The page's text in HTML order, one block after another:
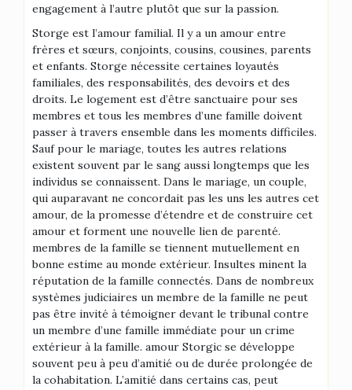
engagement à l’autre plutôt que sur la passion.
Storge est l’amour familial. Il y a un amour entre
frères et sœurs, conjoints, cousins, cousines, parents
et enfants. Storge nécessite certaines loyautés
familiales, des responsabilités, des devoirs et des
droits. Le logement est d’être sanctuaire pour ses
membres et tous les membres d’une famille doivent
passer à travers ensemble dans les moments difficiles.
Sauf pour le mariage, toutes les autres relations
existent souvent par le sang aussi longtemps que les
individus se connaissent. Dans le mariage, un couple,
qui auparavant ne concordait pas les uns les autres cet
amour, de la promesse d’étendre et de construire cet
amour et forment une nouvelle lien de parenté.
membres de la famille se tiennent mutuellement en
bonne estime au monde extérieur. Insultes minent la
réputation de la famille connectés. Dans de nombreux
systèmes judiciaires un membre de la famille ne peut
pas être invité à témoigner devant le tribunal contre
un membre d’une famille immédiate pour un crime
extérieur à la famille. amour Storgic se développe
souvent peu à peu d’amitié ou de durée prolongée de
la cohabitation. L’amitié dans certains cas, peut